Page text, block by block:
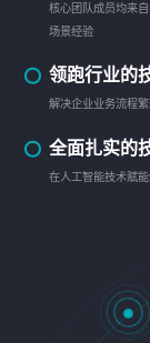
核心团队成员均来
场景经验
领跑行业的
解决企业业务流程
全面扎实的
在人工智能技术赋